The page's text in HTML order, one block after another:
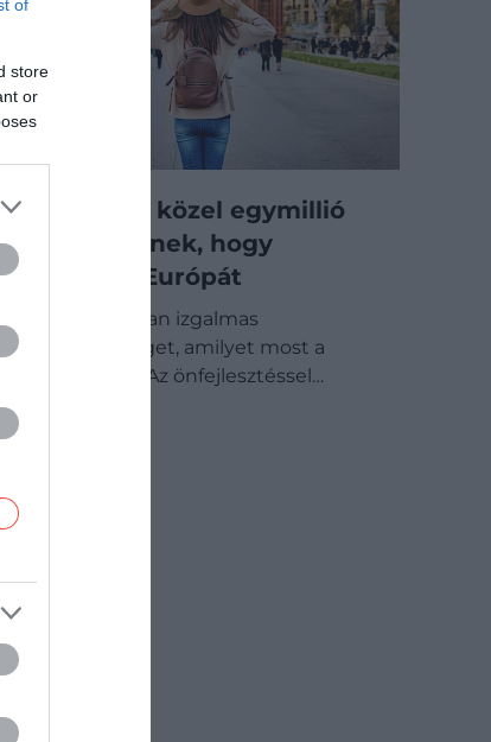
of
store
or
Álommunka: közel egymillió
fizetnek, hogy
Európát
Ritkán találni olyan izgalmas
munkalehetőséget, amilyet most a
RiseGuide kínál. Az önfejlesztéssel…
DRIVE-TIPP